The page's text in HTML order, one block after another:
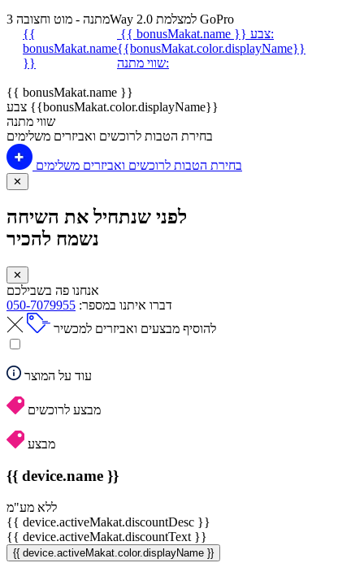
מתנה - מוט וחצובה 3Way 2.0 למצלמת GoPro
{{
bonusMakat.name
}}
{{ bonusMakat.name }}
צבע:
{{bonusMakat.color.displayName}}
שווי מתנה:
{{ bonusMakat.name }}
צבע {{bonusMakat.color.displayName}}
שווי מתנה
בחירת הטבות לרוכשים ואביזרים משלימים
בחירת הטבות לרוכשים ואביזרים משלימים
✕
לפני שנתחיל את השיחה
נשמח להכיר
✕
אנחנו פה בשבילכם
דברו איתנו במספר: 050-7079955
להוסיף מבצעים ואביזרים למכשיר
עוד על המוצר
מבצע לרוכשים
מבצע
{{ device.name }}
ללא מע"מ
{{ device.activeMakat.discountDesc }}
{{ device.activeMakat.discountText }}
{{ device.activeMakat.color.displayName }}